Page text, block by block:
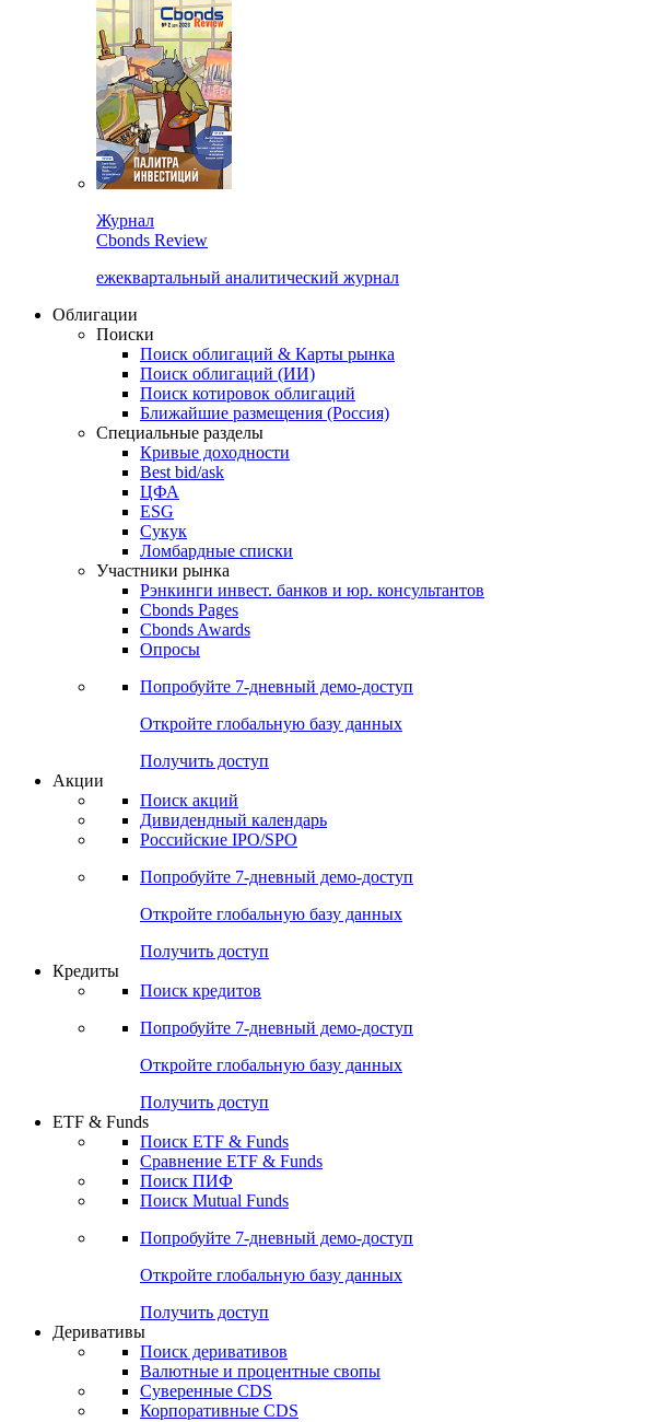
Журнал
Cbonds Review
ежеквартальный аналитический журнал
Облигации
Поиски
Поиск облигаций & Карты рынка
Поиск облигаций (ИИ)
Поиск котировок облигаций
Ближайшие размещения (Россия)
Специальные разделы
Кривые доходности
Best bid/ask
ЦФА
ESG
Сукук
Ломбардные списки
Участники рынка
Рэнкинги инвест. банков и юр. консультантов
Cbonds Pages
Cbonds Awards
Опросы
Попробуйте 7-дневный демо-доступ
Откройте глобальную базу данных
Получить доступ
Акции
Поиск акций
Дивидендный календарь
Российские IPO/SPO
Попробуйте 7-дневный демо-доступ
Откройте глобальную базу данных
Получить доступ
Кредиты
Поиск кредитов
Попробуйте 7-дневный демо-доступ
Откройте глобальную базу данных
Получить доступ
ETF & Funds
Поиск ETF & Funds
Сравнение ETF & Funds
Поиск ПИФ
Поиск Mutual Funds
Попробуйте 7-дневный демо-доступ
Откройте глобальную базу данных
Получить доступ
Деривативы
Поиск деривативов
Валютные и процентные свопы
Суверенные CDS
Корпоративные CDS